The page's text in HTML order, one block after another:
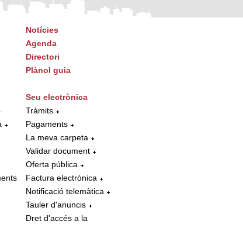
Notícies
Agenda
Directori
Plànol guia
Seu electrònica
Tràmits
Pagaments
La meva carpeta
Validar document
Oferta pública
Factura electrònica
Notificació telemàtica
Tauler d'anuncis
Dret d'accés a la